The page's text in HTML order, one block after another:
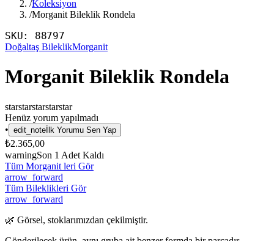
/Koleksiyon
/Morganit Bileklik Rondela
SKU: 88797
Doğaltaş BileklikMorganit
Morganit Bileklik Rondela
starstarstarstarstar
Henüz yorum yapılmadı
• edit_note İlk Yorumu Sen Yap
₺2.365,00
warningSon 1 Adet Kaldı
Tüm Morganit leri Gör
arrow_forward
Tüm Bileklikleri Gör
arrow_forward
🌿 Görsel, stoklarımızdan çekilmiştir.